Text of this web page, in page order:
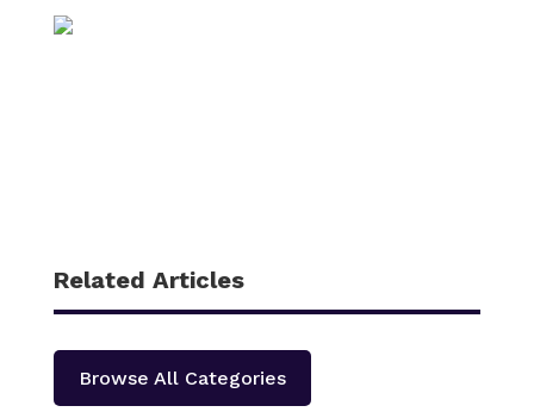
Related Articles
Browse All Categories